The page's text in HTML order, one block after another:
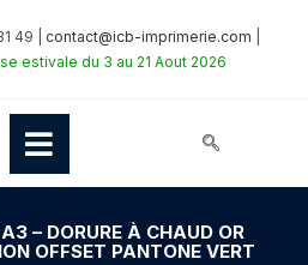
49 | contact@icb-imprimerie.com
estivale du 3 au 21 Aout 2026
– DORURE À CHAUD OR
OFFSET PANTONE VERT